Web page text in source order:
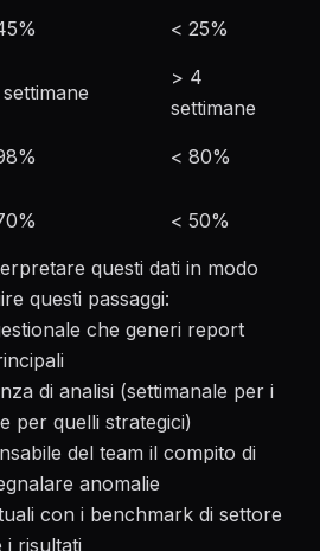
< 25%
> 4
settimane
< 80%
< 50%
questi dati in modo
questi passaggi:
che generi report
di analisi (settimanale per i
per quelli strategici)
del team il compito di
anomalie
con i benchmark di settore
i risultati